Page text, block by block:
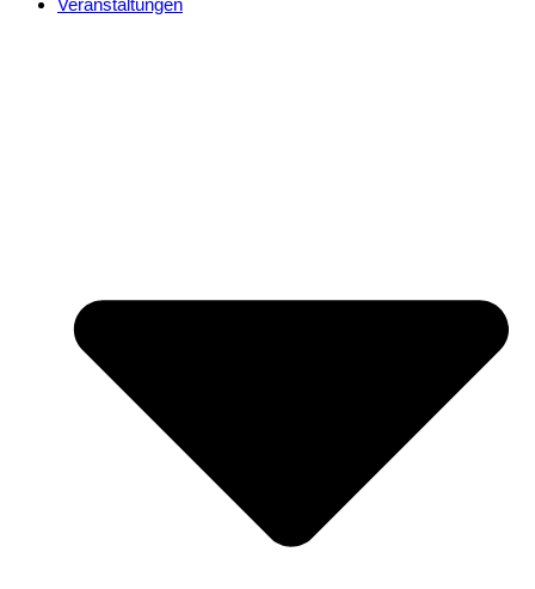
Veranstaltungen